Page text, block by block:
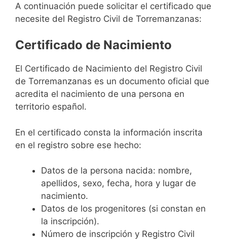
A continuación puede solicitar el certificado que
necesite del Registro Civil de Torremanzanas:
Certificado de Nacimiento
El Certificado de Nacimiento del Registro Civil
de Torremanzanas es un documento oficial que
acredita el nacimiento de una persona en
territorio español.
En el certificado consta la información inscrita
en el registro sobre ese hecho:
Datos de la persona nacida: nombre,
apellidos, sexo, fecha, hora y lugar de
nacimiento.
Datos de los progenitores (si constan en
la inscripción).
Número de inscripción y Registro Civil